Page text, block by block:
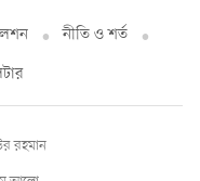
নীতি ও শর্ত
রহমান